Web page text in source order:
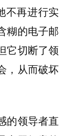
不再进行实
糊的电子邮
它切断了领
，从而破坏
的领导者直